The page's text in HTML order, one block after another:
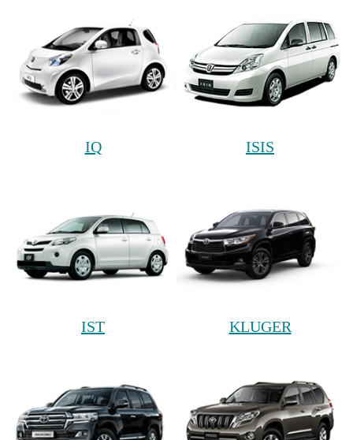
IQ ISIS
IST KLUGER